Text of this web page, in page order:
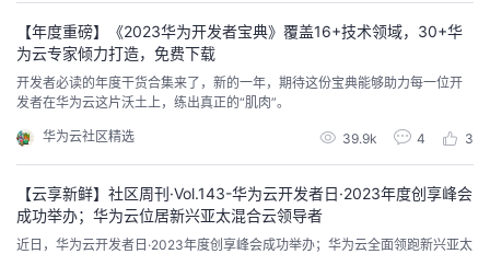
【年度重磅】《2023华为开发者宝典》覆盖16+技术领域，30+华
为云专家倾力打造，免费下载
开发者必读的年度干货合集来了，新的一年，期待这份宝典能够助力每一位开
发者在华为云这片沃土上，练出真正的“肌肉”。
华为云社区精选 39.9k 4 3
【云享新鲜】社区周刊·Vol.143-华为云开发者日·2023年度创享峰会
成功举办；华为云位居新兴亚太混合云领导者
近日，华为云开发者日·2023年度创享峰会成功举办；华为云全面领跑新兴亚太